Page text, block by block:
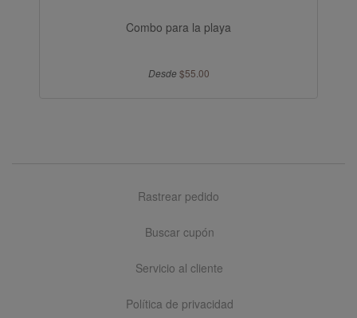
Combo para la playa
Desde $55.00
Rastrear pedido
Buscar cupón
Servicio al cliente
Política de privacidad